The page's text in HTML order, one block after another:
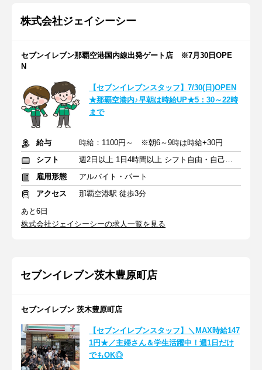
株式会社ジェイシーシー
セブンイレブン那覇空港国内線出発ゲート店 ※7月30日OPE
N
【セブンイレブンスタッフ】7/30(日)OPEN
★那覇空港内♪早朝は時給UP★5：30～22時
まで
給与
時給：1100円～ ※朝6～9時は時給+30円
シフト
週2日以上 1日4時間以上 シフト自由・自己申告
雇用形態
アルバイト・パート
アクセス
那覇空港駅 徒歩3分
あと6日
株式会社ジェイシーシーの求人一覧を見る
セブンイレブン茨木豊原町店
セブンイレブン 茨木豊原町店
【セブンイレブンスタッフ】＼MAX時給147
1円★／主婦さん＆学生活躍中！週1日だけ
でもOK◎